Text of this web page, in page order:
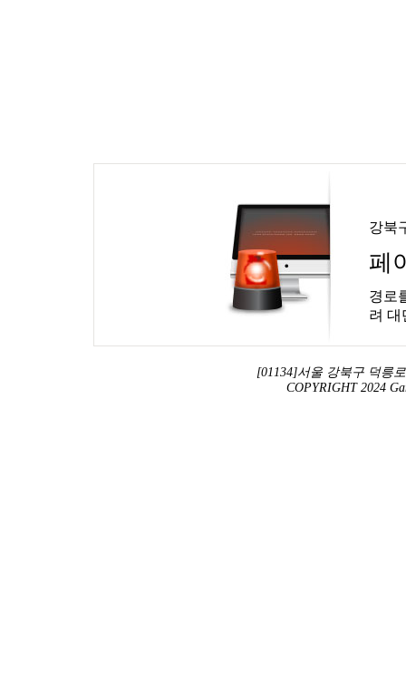
강북
페
경로
려 대
[01134]서울 강북구 덕릉
COPYRIGHT 2024